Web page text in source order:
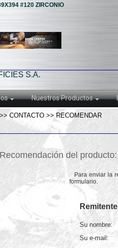
#120 ZIRCONIO
S.A.
Nuestros Productos
Su nombre:
Su e-mail:
Recomendación del
Para enviar la
formulario.
CONTACTO >> RECOMENDAR